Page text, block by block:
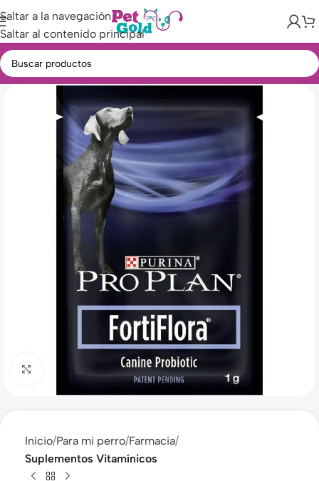
Saltar a la navegación
Saltar al contenido principal
Haga clic para ampliar
Inicio Para mi perro Farmacia
Suplementos Vitamínicos